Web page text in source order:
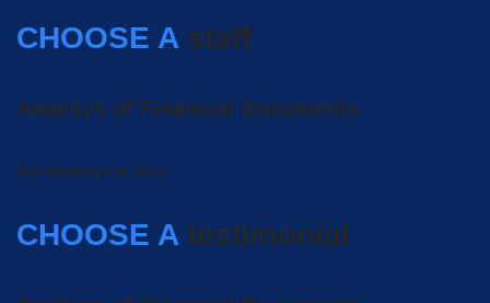
CHOOSE A staff
Analisys of Financial Documents
Our Analisys is Your
CHOOSE A testimonial